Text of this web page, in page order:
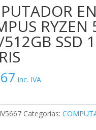
SSD
inc. IVA
Categorías: